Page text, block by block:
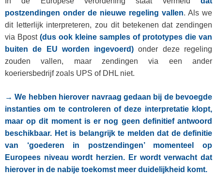
postzendingen onder de nieuwe regeling vallen. Als we
dit letterlijk interpreteren, zou dit betekenen dat zendingen
via Bpost (dus ook kleine samples of prototypes die van
buiten de EU worden ingevoerd) onder deze regeling
zouden vallen, maar zendingen via een ander
koeriersbedrijf zoals UPS of DHL niet.
→ We hebben hierover navraag gedaan bij de bevoegde
instanties om te controleren of deze interpretatie klopt,
maar op dit moment is er nog geen definitief antwoord
beschikbaar. Het is belangrijk te melden dat de definitie
van ‘goederen in postzendingen’ momenteel op
Europees niveau wordt herzien. Er wordt verwacht dat
hierover in de nabije toekomst meer duidelijkheid komt.